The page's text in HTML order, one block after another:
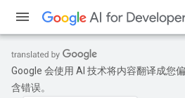
Google 会使用 AI 技术将内容翻译成您
含错误。